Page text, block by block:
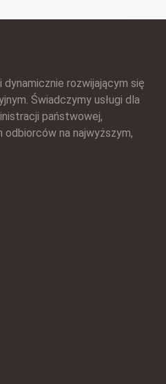
rozwijającym się
Świadczymy usługi dla
państwowej,
odbiorców na najwyższym,